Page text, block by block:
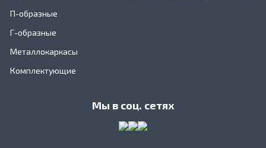
П-образные
Г-образные
Металлокаркасы
Комплектующие
Мы в соц. сетях